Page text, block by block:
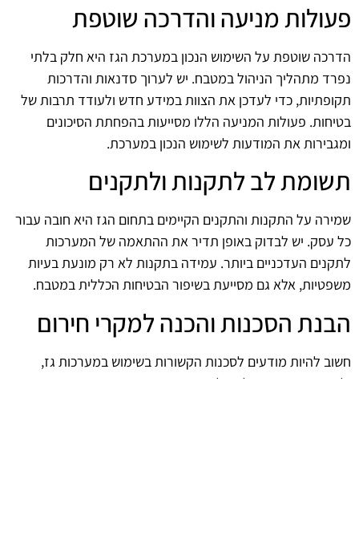
פעולות מניעה והדרכה שוטפת
הדרכה שוטפת על השימוש הנכון במערכת הגז היא חלק בלתי
נפרד מתהליך הניהול במטבח. יש לערוך סדנאות והדרכות
תקופתיות, כדי לעדכן את הצוות במידע חדש ולעודד תרבות של
בטיחות. פעולות המניעה הללו מסייעות בהפחתת הסיכונים
ומגבירות את המודעות לשימוש הנכון במערכת.
תשומת לב לתקנות ולתקנים
שמירה על התקנות והתקנים הקיימים בתחום הגז היא חובה עבור
כל עסק. יש לבדוק באופן תדיר את ההתאמה של המערכות
לתקנים העדכניים ביותר. עמידה בתקנות לא רק מונעת בעיות
משפטיות, אלא גם מסייעת בשיפור הבטיחות הכללית במטבח.
הבנת הסכנות והכנה למקרי חירום
חשוב להיות מודעים לסכנות הקשורות בשימוש במערכות גז,
ולתכנן מראש כיצד לפעול במקרי חירום. הכנת תכניות חירום